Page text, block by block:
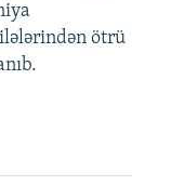
ötrü